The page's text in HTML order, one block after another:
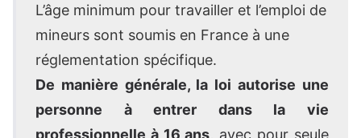
L’âge minimum pour travailler et l’emploi de
mineurs sont soumis en France à une
réglementation spécifique.
De manière générale, la loi autorise une
personne à entrer dans la vie
professionnelle à 16 ans, avec pour seule